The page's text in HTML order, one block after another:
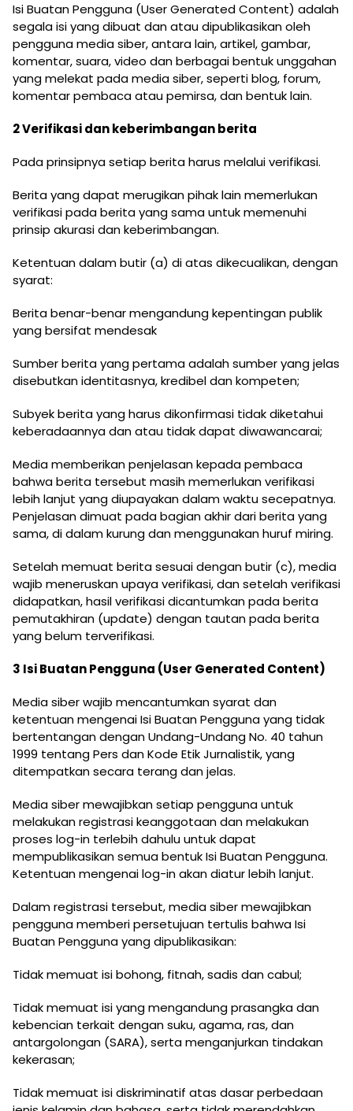
Isi Buatan Pengguna (User Generated Content) adalah
segala isi yang dibuat dan atau dipublikasikan oleh
pengguna media siber, antara lain, artikel, gambar,
komentar, suara, video dan berbagai bentuk unggahan
yang melekat pada media siber, seperti blog, forum,
komentar pembaca atau pemirsa, dan bentuk lain.
2 Verifikasi dan keberimbangan berita
Pada prinsipnya setiap berita harus melalui verifikasi.
Berita yang dapat merugikan pihak lain memerlukan
verifikasi pada berita yang sama untuk memenuhi
prinsip akurasi dan keberimbangan.
Ketentuan dalam butir (a) di atas dikecualikan, dengan
syarat:
Berita benar-benar mengandung kepentingan publik
yang bersifat mendesak
Sumber berita yang pertama adalah sumber yang jelas
disebutkan identitasnya, kredibel dan kompeten;
Subyek berita yang harus dikonfirmasi tidak diketahui
keberadaannya dan atau tidak dapat diwawancarai;
Media memberikan penjelasan kepada pembaca
bahwa berita tersebut masih memerlukan verifikasi
lebih lanjut yang diupayakan dalam waktu secepatnya.
Penjelasan dimuat pada bagian akhir dari berita yang
sama, di dalam kurung dan menggunakan huruf miring.
Setelah memuat berita sesuai dengan butir (c), media
wajib meneruskan upaya verifikasi, dan setelah verifikasi
didapatkan, hasil verifikasi dicantumkan pada berita
pemutakhiran (update) dengan tautan pada berita
yang belum terverifikasi.
3 Isi Buatan Pengguna (User Generated Content)
Media siber wajib mencantumkan syarat dan
ketentuan mengenai Isi Buatan Pengguna yang tidak
bertentangan dengan Undang-Undang No. 40 tahun
1999 tentang Pers dan Kode Etik Jurnalistik, yang
ditempatkan secara terang dan jelas.
Media siber mewajibkan setiap pengguna untuk
melakukan registrasi keanggotaan dan melakukan
proses log-in terlebih dahulu untuk dapat
mempublikasikan semua bentuk Isi Buatan Pengguna.
Ketentuan mengenai log-in akan diatur lebih lanjut.
Dalam registrasi tersebut, media siber mewajibkan
pengguna memberi persetujuan tertulis bahwa Isi
Buatan Pengguna yang dipublikasikan:
Tidak memuat isi bohong, fitnah, sadis dan cabul;
Tidak memuat isi yang mengandung prasangka dan
kebencian terkait dengan suku, agama, ras, dan
antargolongan (SARA), serta menganjurkan tindakan
kekerasan;
Tidak memuat isi diskriminatif atas dasar perbedaan